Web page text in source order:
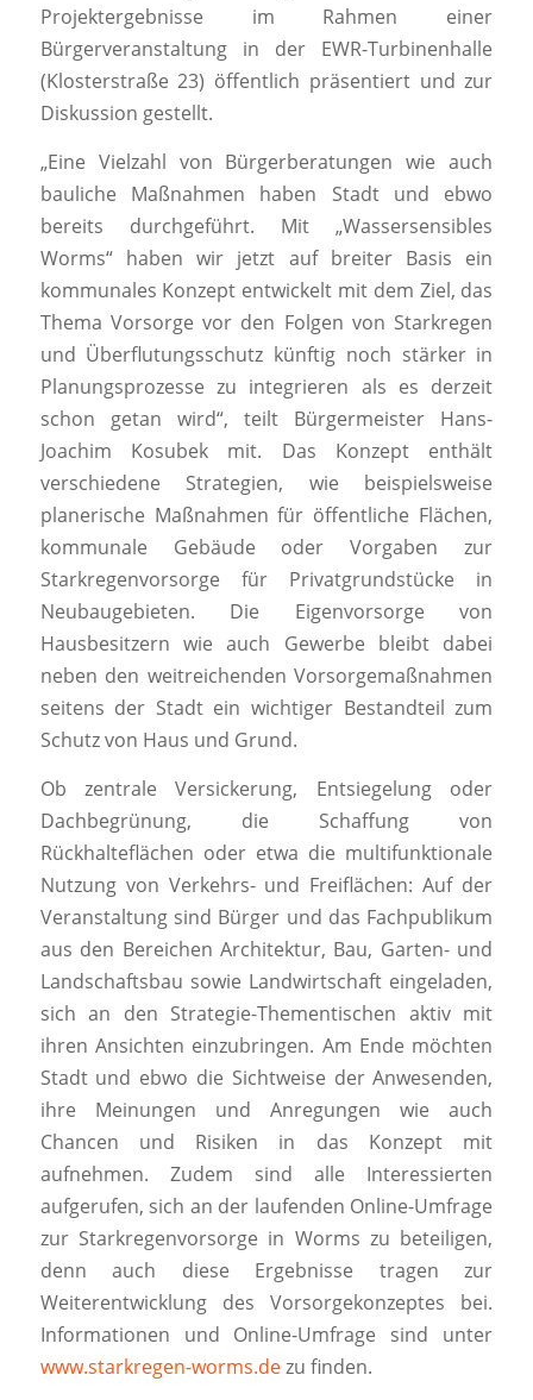
Projektergebnisse im Rahmen einer
Bürgerveranstaltung in der EWR-Turbinenhalle
(Klosterstraße 23) öffentlich präsentiert und zur
Diskussion gestellt.
„Eine Vielzahl von Bürgerberatungen wie auch
bauliche Maßnahmen haben Stadt und ebwo
bereits durchgeführt. Mit „Wassersensibles
Worms“ haben wir jetzt auf breiter Basis ein
kommunales Konzept entwickelt mit dem Ziel, das
Thema Vorsorge vor den Folgen von Starkregen
und Überflutungsschutz künftig noch stärker in
Planungsprozesse zu integrieren als es derzeit
schon getan wird“, teilt Bürgermeister Hans-
Joachim Kosubek mit. Das Konzept enthält
verschiedene Strategien, wie beispielsweise
planerische Maßnahmen für öffentliche Flächen,
kommunale Gebäude oder Vorgaben zur
Starkregenvorsorge für Privatgrundstücke in
Neubaugebieten. Die Eigenvorsorge von
Hausbesitzern wie auch Gewerbe bleibt dabei
neben den weitreichenden Vorsorgemaßnahmen
seitens der Stadt ein wichtiger Bestandteil zum
Schutz von Haus und Grund.
Ob zentrale Versickerung, Entsiegelung oder
Dachbegrünung, die Schaffung von
Rückhalteflächen oder etwa die multifunktionale
Nutzung von Verkehrs- und Freiflächen: Auf der
Veranstaltung sind Bürger und das Fachpublikum
aus den Bereichen Architektur, Bau, Garten- und
Landschaftsbau sowie Landwirtschaft eingeladen,
sich an den Strategie-Thementischen aktiv mit
ihren Ansichten einzubringen. Am Ende möchten
Stadt und ebwo die Sichtweise der Anwesenden,
ihre Meinungen und Anregungen wie auch
Chancen und Risiken in das Konzept mit
aufnehmen. Zudem sind alle Interessierten
aufgerufen, sich an der laufenden Online-Umfrage
zur Starkregenvorsorge in Worms zu beteiligen,
denn auch diese Ergebnisse tragen zur
Weiterentwicklung des Vorsorgekonzeptes bei.
Informationen und Online-Umfrage sind unter
www.starkregen-worms.dezu finden.